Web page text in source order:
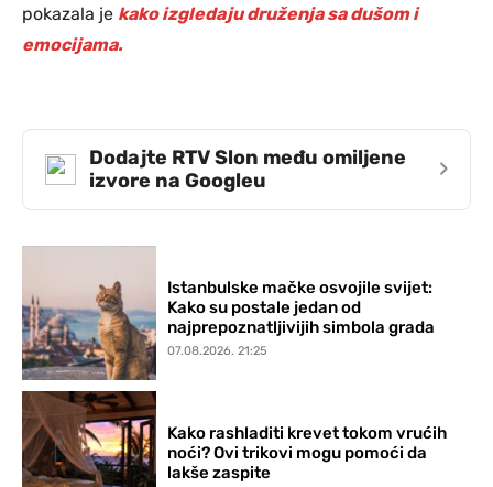
pokazala je kako izgledaju druženja sa dušom i
emocijama.
Dodajte RTV Slon među omiljene
izvore na Googleu
›
Istanbulske mačke osvojile svijet:
Kako su postale jedan od
najprepoznatljivijih simbola grada
07.08.2026. 21:25
Kako rashladiti krevet tokom vrućih
noći? Ovi trikovi mogu pomoći da
lakše zaspite